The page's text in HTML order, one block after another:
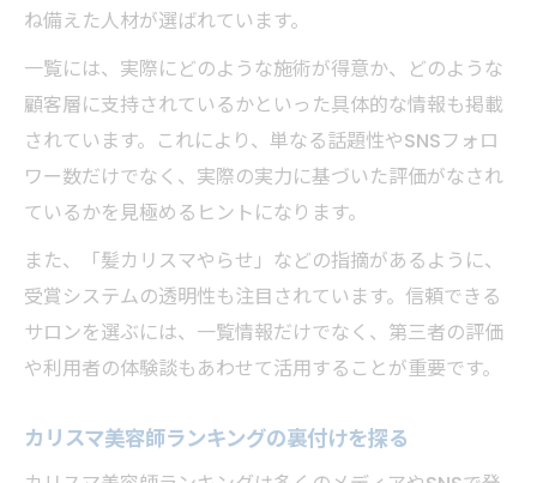
ね備えた人材が選ばれています。
一覧には、実際にどのような施術が得意か、どのような
顧客層に支持されているかといった具体的な情報も掲載
されています。これにより、単なる話題性やSNSフォロ
ワー数だけでなく、実際の実力に基づいた評価がなされ
ているかを見極めるヒントになります。
また、「髪カリスマやらせ」などの指摘があるように、
受賞システムの透明性も注目されています。信頼できる
サロンを選ぶには、一覧情報だけでなく、第三者の評価
や利用者の体験談もあわせて活用することが重要です。
カリスマ美容師ランキングの裏付けを探る